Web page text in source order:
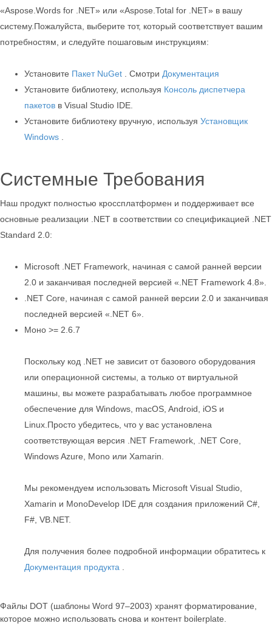
«Aspose.Words for .NET» или «Aspose.Total for .NET» в вашу
систему.Пожалуйста, выберите тот, который соответствует вашим
потребностям, и следуйте пошаговым инструкциям:
Установите Пакет NuGet . Смотри Документация
Установите библиотеку, используя Консоль диспетчера
пакетов в Visual Studio IDE.
Установите библиотеку вручную, используя Установщик
Windows
Системные Требования
Наш продукт полностью кроссплатформен и поддерживает все
основные реализации .NET в соответствии со спецификацией .NET
Standard 2.0:
Microsoft .NET Framework, начиная с самой ранней версии
2.0 и заканчивая последней версией «.NET Framework 4.8».
.NET Core, начиная с самой ранней версии 2.0 и заканчивая
последней версией «.NET 6».
Моно >= 2.6.7
Поскольку код .NET не зависит от базового оборудования
или операционной системы, а только от виртуальной
машины, вы можете разрабатывать любое программное
обеспечение для Windows, macOS, Android, iOS и
Linux.Просто убедитесь, что у вас установлена
соответствующая версия .NET Framework, .NET Core,
Windows Azure, Mono или Xamarin.
Мы рекомендуем использовать Microsoft Visual Studio,
Xamarin и MonoDevelop IDE для создания приложений C#,
F#, VB.NET.
Для получения более подробной информации обратитесь к
Документация продукта
Файлы DOT (шаблоны Word 97–2003) хранят форматирование,
которое можно использовать снова и контент boilerplate.